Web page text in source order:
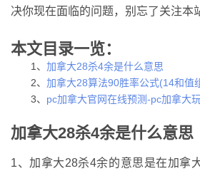
决你现在面临的问题，别忘了关注本
本文目录一览：
1、 加拿大28杀4余是什么意思
2、 加拿大28算法90胜率公式(14和值
3、 pc加拿大官网在线预测-pc加拿大
加拿大28杀4余是什么意思
1、加拿大28杀4余的意思是在加拿